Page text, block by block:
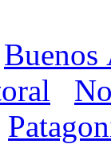
Buenos